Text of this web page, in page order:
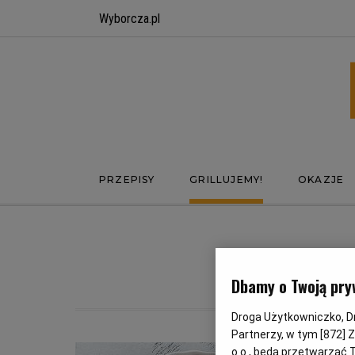
Wyborcza.pl
PRZEPISY GRILLUJEMY! OKAZJE
Dbamy o Twoją
Droga Użytkowniczko,
Partnerzy, w tym [872]
o.o., będą przetwarzać